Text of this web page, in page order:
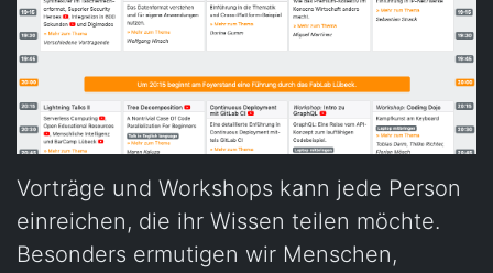
Vorträge und Workshops kann jede Person
einreichen, die ihr Wissen teilen möchte.
Besonders ermutigen wir Menschen,